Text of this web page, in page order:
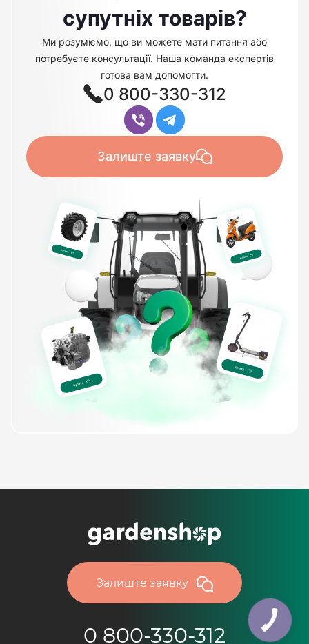
супутніх товарів?
Ми розуміємо, що ви можете мати питання або
потребуєте консультації. Наша команда експертів
готова вам допомогти.
0 800-330-312
Залиште заявку
Залиште заявку
0 800-330-312